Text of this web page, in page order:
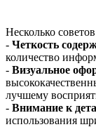
Несколько
- Четкость
количество
- Визуальное
лучшему
- Внимание к
использования